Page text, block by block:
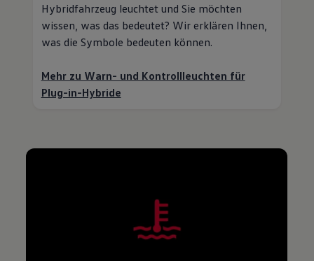
Hybridfahrzeug leuchtet und Sie möchten
wissen, was das bedeutet? Wir erklären Ihnen,
was die Symbole bedeuten können.
Mehr zu Warn- und Kontrollleuchten für
Plug-in-Hybride